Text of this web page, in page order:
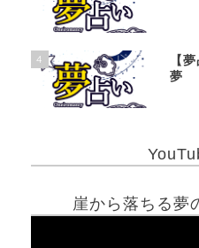
4
【
夢
崖から落ちる夢